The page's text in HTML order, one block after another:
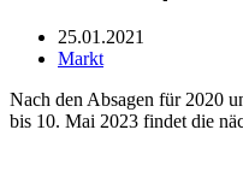
25.01.2021
Markt
Nach den Absagen für 2020
bis 10. Mai 2023 findet die